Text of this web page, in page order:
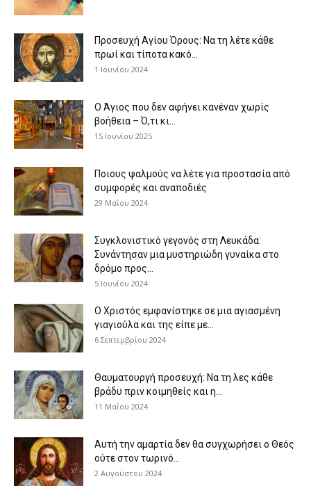
Προσευχή Αγίου Όρους: Να τη λέτε κάθε
πρωί και τίποτα κακό...
1 Ιουνίου 2024
Ο Άγιος που δεν αφήνει κανέναν χωρίς
βοήθεια – Ό,τι κι...
15 Ιουνίου 2025
Ποιους ψαλμούς να λέτε για προστασία από
συμφορές και αναποδιές
29 Μαΐου 2024
Συγκλονιστικό γεγονός στη Λευκάδα:
Συνάντησαν μια μυστηριώδη γυναίκα στο
δρόμο προς...
5 Ιουνίου 2024
Ο Χριστός εμφανίστηκε σε μια αγιασμένη
γιαγιούλα και της είπε με...
6 Σεπτεμβρίου 2024
Θαυματουργή προσευχή: Να τη λες κάθε
βράδυ πριν κοιμηθείς και η...
11 Μαΐου 2024
Αυτή την αμαρτία δεν θα συγχωρήσει ο Θεός
ούτε στον τωρινό...
2 Αυγούστου 2024